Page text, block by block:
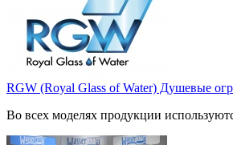
RGW (Royal Glass of Water) Душевые
Во всех моделях продукции